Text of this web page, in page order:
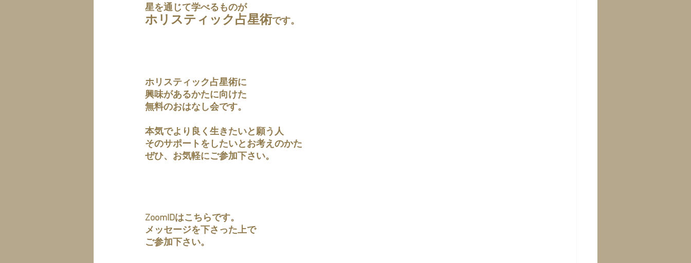
星を通じて学べるものが
ホリスティック占星術です。
ホリスティック占星術に
興味があるかたに向けた
無料のおはなし会です。
本気でより良く生きたいと願う人
そのサポートをしたいとお考えのかた
ぜひ、お気軽にご参加下さい。
ZoomIDはこちらです。
メッセージを下さった上で
ご参加下さい。